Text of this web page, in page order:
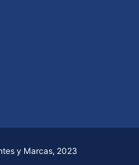
y Marcas, 2023